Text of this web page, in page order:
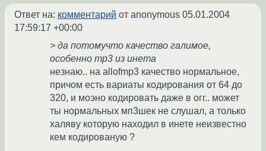
Ответ на: комментарий от anonymous 05.01.2004
17:59:17 +00:00
> да потомучто качество галимое,
особенно mp3 из инета
незнаю.. на allofmp3 качество нормальное,
причом есть вариаты кодирования от 64 до
320, и моэно кодировать даже в огг.. может
ты нормальных мп3шек не слушал, а только
халяву которую находил в инете неизвестно
кем кодированую ?